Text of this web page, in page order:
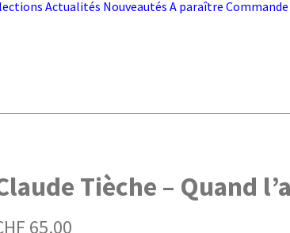
Actualités Nouveautés A paraître Commande
Tièche – Quand
65.00